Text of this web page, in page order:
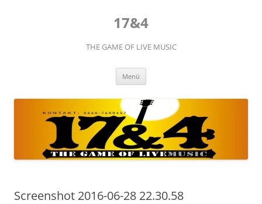
17&4
THE GAME OF LIVE MUSIC
Menü
Screenshot 2016-06-28 22.30.58